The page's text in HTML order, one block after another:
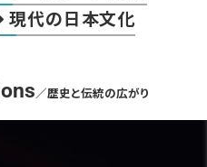
現代の日本文化
／歴史と伝統の広がり